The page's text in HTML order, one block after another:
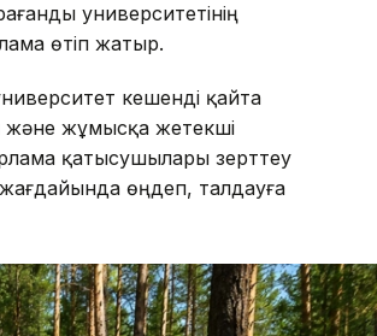
университетінің
өтіп жатыр.
кешенді қайта
және жұмысқа жетекші
қатысушылары зерттеу
жағдайында өңдеп, талдауға